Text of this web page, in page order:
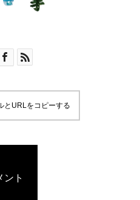
とURLをコピーする
ント